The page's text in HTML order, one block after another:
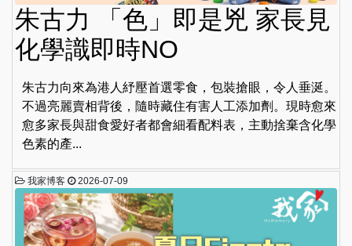
朱古力 「色」即是兇 家長見
化學識即時NO
朱古力向來為港人紓壓首選零食，包裝搶眼，令人垂涎。
不過亮麗賣相背後，隨時藏住有害人工添加劑。現時愈來
愈多家長與甜食愛好者都會細看配料表，主動捨棄含化學
色素的產...
我家博客 2026-07-09